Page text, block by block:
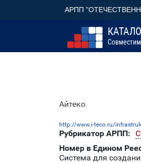
АРПП
Айтеко
http://www.i-teco.ru/
Рубрикатор АРПП:
Номер в Едином
Система для